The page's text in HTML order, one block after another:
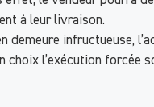
à leur livraison.
infructueuse,
choix l’exécution